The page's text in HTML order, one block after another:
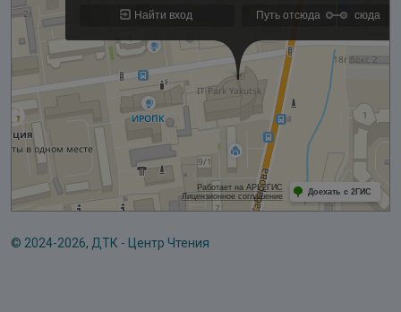
© 2024-2026, ДТК - Центр Чтения